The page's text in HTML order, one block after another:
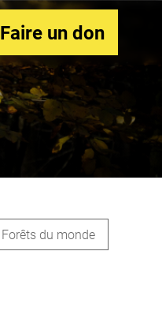
Faire un don
Forêts du monde